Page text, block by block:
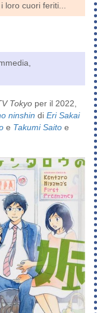
cuori feriti...
Tokyo per il 2022,
ninshin di Eri Sakai
e Takumi Saito e